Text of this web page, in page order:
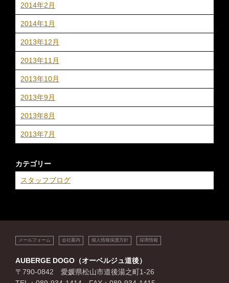
2014年2月
2014年1月
2013年12月
2013年11月
2013年10月
2013年9月
2013年8月
2013年7月
カテゴリー
スタッフブログ
メールフォーム 会社案内 個人情報保護方針 採用情報
AUBERGE DOGO（オーベルジュ道後）
〒790-0842 愛媛県松山市道後湯之町1-26